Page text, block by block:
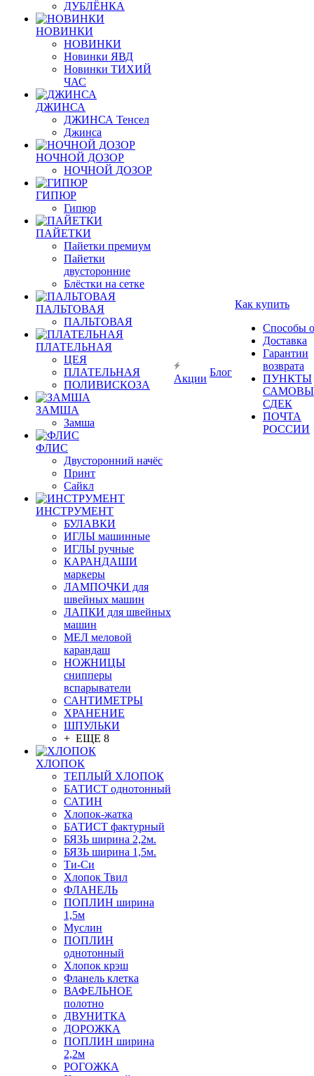
ДУБЛЁНКА
НОВИНКИ
НОВИНКИ
Новинки ЯВД
Новинки ТИХИЙ
ЧАС
ДЖИНСА
ДЖИНСА Тенсел
Джинса
НОЧНОЙ ДОЗОР
НОЧНОЙ ДОЗОР
ГИПЮР
Гипюр
ПАЙЕТКИ
Пайетки премиум
Пайетки
двусторонние
Блёстки на сетке
ПАЛЬТОВАЯ
ПАЛЬТОВАЯ
ПЛАТЕЛЬНАЯ
ЦЕЯ
ПЛАТЕЛЬНАЯ
ПОЛИВИСКОЗА
ЗАМША
Замша
ФЛИС
Двусторонний начёс
Принт
Сайкл
ИНСТРУМЕНТ
БУЛАВКИ
ИГЛЫ машинные
ИГЛЫ ручные
КАРАНДАШИ
маркеры
ЛАМПОЧКИ для
швейных машин
ЛАПКИ для швейных
машин
МЕЛ меловой
карандаш
НОЖНИЦЫ
снипперы
вспарыватели
САНТИМЕТРЫ
ХРАНЕНИЕ
ШПУЛЬКИ
+ ЕЩЕ 8
ХЛОПОК
ТЕПЛЫЙ ХЛОПОК
БАТИСТ однотонный
САТИН
Хлопок-жатка
БАТИСТ фактурный
БЯЗЬ ширина 2,2м.
БЯЗЬ ширина 1,5м.
Ти-Си
Хлопок Твил
ФЛАНЕЛЬ
ПОПЛИН ширина
1,5м
Муслин
ПОПЛИН
однотонный
Хлопок крэш
Фланель клетка
ВАФЕЛЬНОЕ
полотно
ДВУНИТКА
ДОРОЖКА
ПОПЛИН ширина
2,2м
РОГОЖКА
Акции
Блог
Как купить
Способы
Доставка
Гарантии
возврата
ПУНКТЫ
СДЕК
ПОЧТА
РОССИИ